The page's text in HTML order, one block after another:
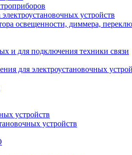
устройств
освещенности, диммера,
и для подключения техники связи
для электроустановочных
устройств
устройств